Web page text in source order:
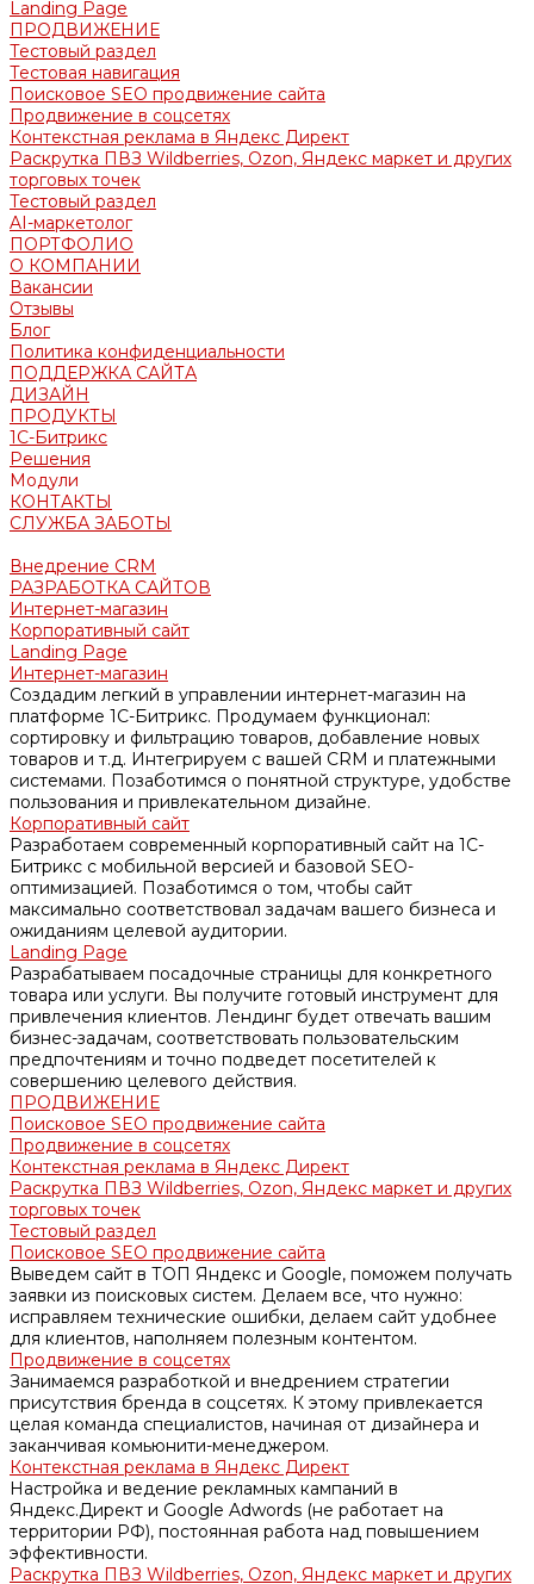
Landing Page
ПРОДВИЖЕНИЕ
Тестовый раздел
Тестовая навигация
Поисковое SEO продвижение сайта
Продвижение в соцсетях
Контекстная реклама в Яндекс Директ
Раскрутка ПВЗ Wildberries, Ozon, Яндекс маркет и других
торговых точек
Тестовый раздел
AI-маркетолог
ПОРТФОЛИО
О КОМПАНИИ
Вакансии
Отзывы
Блог
Политика конфиденциальности
ПОДДЕРЖКА САЙТА
ДИЗАЙН
ПРОДУКТЫ
1С-Битрикс
Решения
Модули
КОНТАКТЫ
СЛУЖБА ЗАБОТЫ
Внедрение CRM
РАЗРАБОТКА САЙТОВ
Интернет-магазин
Корпоративный сайт
Landing Page
Интернет-магазин
Создадим легкий в управлении интернет-магазин на
платформе 1С-Битрикс. Продумаем функционал:
сортировку и фильтрацию товаров, добавление новых
товаров и т.д. Интегрируем с вашей CRM и платежными
системами. Позаботимся о понятной структуре, удобстве
пользования и привлекательном дизайне.
Корпоративный сайт
Разработаем современный корпоративный сайт на 1С-
Битрикс с мобильной версией и базовой SEO-
оптимизацией. Позаботимся о том, чтобы сайт
максимально соответствовал задачам вашего бизнеса и
ожиданиям целевой аудитории.
Landing Page
Разрабатываем посадочные страницы для конкретного
товара или услуги. Вы получите готовый инструмент для
привлечения клиентов. Лендинг будет отвечать вашим
бизнес-задачам, соответствовать пользовательским
предпочтениям и точно подведет посетителей к
совершению целевого действия.
ПРОДВИЖЕНИЕ
Поисковое SEO продвижение сайта
Продвижение в соцсетях
Контекстная реклама в Яндекс Директ
Раскрутка ПВЗ Wildberries, Ozon, Яндекс маркет и других
торговых точек
Тестовый раздел
Поисковое SEO продвижение сайта
Выведем сайт в ТОП Яндекс и Google, поможем получать
заявки из поисковых систем. Делаем все, что нужно:
исправляем технические ошибки, делаем сайт удобнее
для клиентов, наполняем полезным контентом.
Продвижение в соцсетях
Занимаемся разработкой и внедрением стратегии
присутствия бренда в соцсетях. К этому привлекается
целая команда специалистов, начиная от дизайнера и
заканчивая комьюнити-менеджером.
Контекстная реклама в Яндекс Директ
Настройка и ведение рекламных кампаний в
Яндекс.Директ и Google Adwords (не работает на
территории РФ), постоянная работа над повышением
эффективности.
Раскрутка ПВЗ Wildberries, Ozon, Яндекс маркет и других